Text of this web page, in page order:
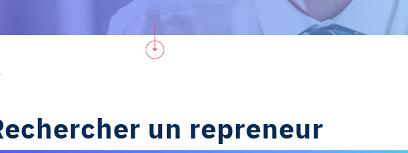
un repreneur